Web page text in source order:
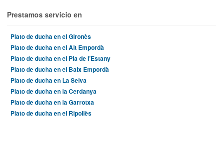
Prestamos servicio en
Plato de ducha en el Gironès
Plato de ducha en el Alt Empordà
Plato de ducha en el Pla de l’Estany
Plato de ducha en el Baix Empordà
Plato de ducha en La Selva
Plato de ducha en la Cerdanya
Plato de ducha en la Garrotxa
Plato de ducha en el Ripollès